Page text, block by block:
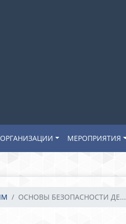
МЕРОПРИЯТИЯ
ОСНОВЫ БЕЗОПАСНОСТИ ДЕ...